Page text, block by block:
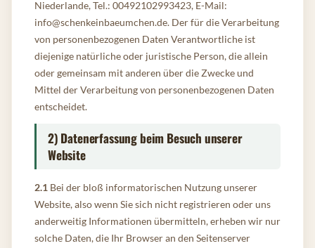
Niederlande, Tel.: 00492102993423, E-Mail:
info@schenkeinbaeumchen.de. Der für die Verarbeitung
von personenbezogenen Daten Verantwortliche ist
diejenige natürliche oder juristische Person, die allein
oder gemeinsam mit anderen über die Zwecke und
Mittel der Verarbeitung von personenbezogenen Daten
entscheidet.
2) Datenerfassung beim Besuch unserer
Website
2.1 Bei der bloß informatorischen Nutzung unserer
Website, also wenn Sie sich nicht registrieren oder uns
anderweitig Informationen übermitteln, erheben wir nur
solche Daten, die Ihr Browser an den Seitenserver